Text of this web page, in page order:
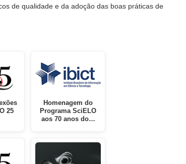
de qualidade e da adoção das boas práticas de
25
Homenagem do
Programa SciELO
aos 70 anos do…